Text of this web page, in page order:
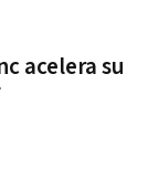
acelera su